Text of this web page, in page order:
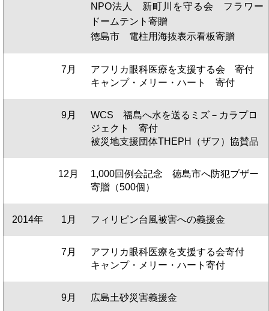
NPO法人 新町川を守る会 フラワー
ドームテント寄贈
徳島市 電柱用海抜表示看板寄贈
7月
アフリカ眼科医療を支援する会 寄付
キャンプ・メリー・ハート 寄付
9月
WCS 福島へ水を送るミズ－カラプロ
ジェクト 寄付
被災地支援団体THEPH（ザフ）協賛品
12月
1,000回例会記念 徳島市へ防犯ブザー
寄贈（500個）
2014年 1月 フィリピン台風被害への義援金
7月
アフリカ眼科医療を支援する会寄付
キャンプ・メリー・ハート寄付
9月 広島土砂災害義援金